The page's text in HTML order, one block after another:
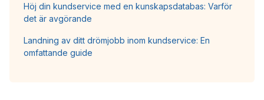
Höj din kundservice med en kunskapsdatabas: Varför
det är avgörande
Landning av ditt drömjobb inom kundservice: En
omfattande guide